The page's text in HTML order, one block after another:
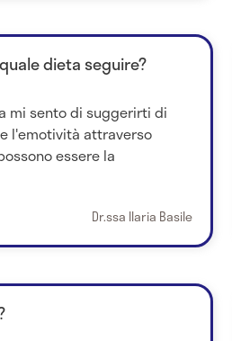
dieta seguire?
mi sento di suggerirti di
l'emotività attraverso
essere la
Dr.ssa Ilaria Basile